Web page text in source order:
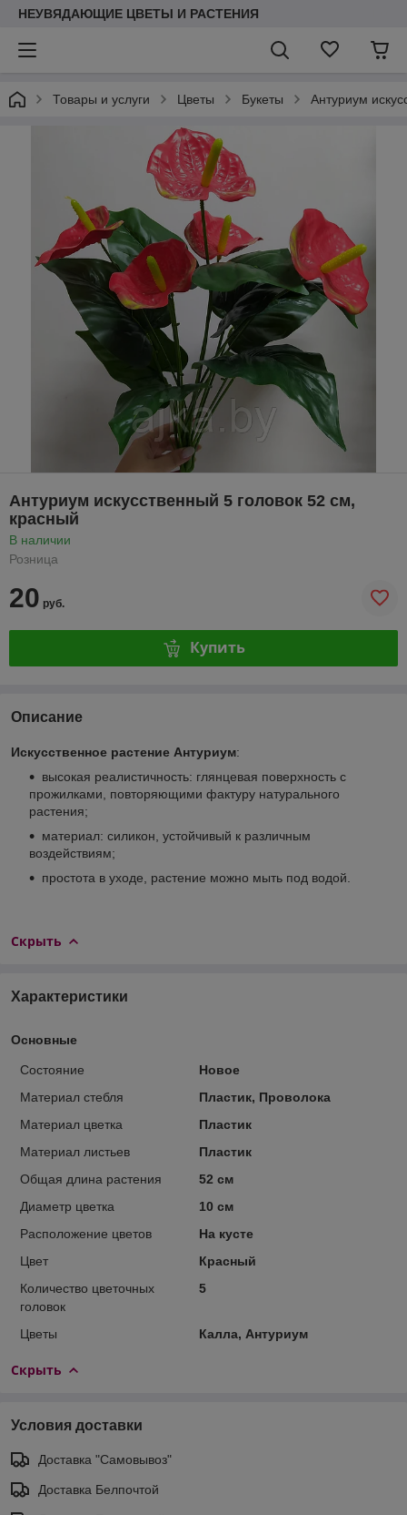
НЕУВЯДАЮЩИЕ ЦВЕТЫ И РАСТЕНИЯ
Товары и услуги Цветы Букеты Антуриум
Антуриум искусственный 5 головок 52 см,
красный
В наличии
Розница
20 руб.
Купить
Описание
Искусственное растение Антуриум:
высокая реалистичность: глянцевая поверхность с
прожилками, повторяющими фактуру натурального
растения;
материал: силикон, устойчивый к различным
воздействиям;
простота в уходе, растение можно мыть под водой.
Скрыть
Характеристики
Основные
Состояние
Новое
Материал стебля
Пластик, Проволока
Материал цветка
Пластик
Материал листьев
Пластик
Общая длина растения
52 см
Диаметр цветка
10 см
Расположение цветов
На кусте
Цвет
Красный
Количество цветочных
головок
5
Цветы Калла, Антуриум
Скрыть
Условия доставки
Доставка "Самовывоз"
Доставка Белпочтой